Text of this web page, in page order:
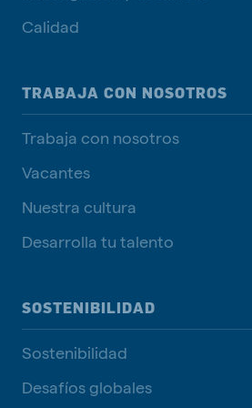
Calidad
TRABAJA CON NOSOTROS
Trabaja con nosotros
Vacantes
Nuestra cultura
Desarrolla tu talento
SOSTENIBILIDAD
Sostenibilidad
Desafíos globales